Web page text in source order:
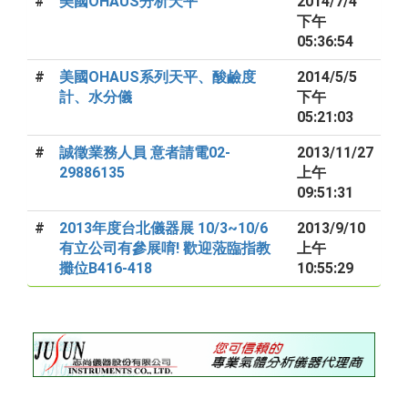
下午
05:36:54
#
美國OHAUS系列天平、酸鹼度
計、水分儀
2014/5/5
下午
05:21:03
#
誠徵業務人員 意者請電02-
29886135
2013/11/27
上午
09:51:31
#
2013年度台北儀器展 10/3~10/6
有立公司有參展唷! 歡迎蒞臨指教
攤位B416-418
2013/9/10
上午
10:55:29